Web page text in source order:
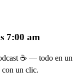
7:00 am
☕ — todo en un
con un clic.